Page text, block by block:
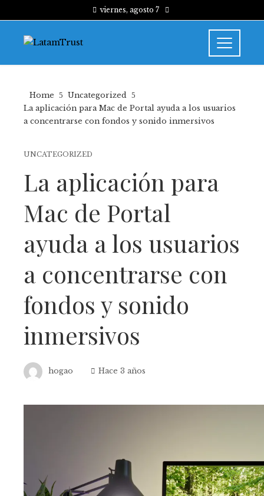
viernes, agosto 7
Home
Uncategorized
La aplicación para Mac de Portal ayuda a los usuarios
a concentrarse con fondos y sonido inmersivos
UNCATEGORIZED
La aplicación para
Mac de Portal
ayuda a los usuarios
a concentrarse con
fondos y sonido
inmersivos
hogao Hace 3 años